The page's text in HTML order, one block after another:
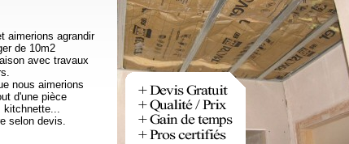
aimerions agrandir
de 10m2
avec travaux
nous aimerions
d'une pièce
kitchnette...
selon devis.